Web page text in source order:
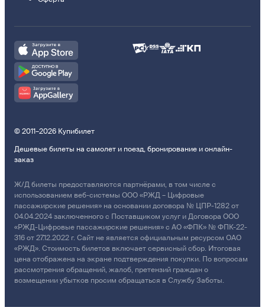
© 2011–2026 Купибилет
Дешевые билеты на самолет и поезд, бронирование и онлайн-
заказ
Ж/Д билеты предоставляются партнёрами, в том числе с
использованием веб-системы ООО «РЖД – Цифровые
пассажирские решения» на основании договора № ЦПР-1282 от
04.04.2024 заключенного с Поставщиком услуг и Договора ООО
«РЖД-Цифровые пассажирские решения» с АО «ФПК» № ФПК-22-
316 от 27.12.2022 г. Сайт не является официальным ресурсом ОАО
«РЖД». Стоимость билетов включает сервисный сбор. Итоговая
цена отображена на экране подтверждения покупки. По вопросам
рассмотрения обращений, жалоб, претензий граждан о
возмещении убытков просим обращаться в Службу Заботы.